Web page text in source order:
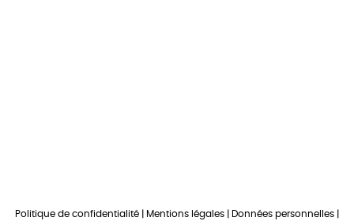
Politique de confidentialité Mentions légales Données personnelles